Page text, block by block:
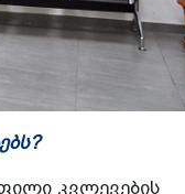
კვლევების